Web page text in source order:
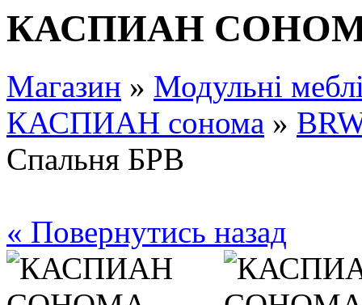
КАСПИАН
Магазин » Модульні
КАСПИАН сонома »
Спальня БРВ
« Повернутись назад